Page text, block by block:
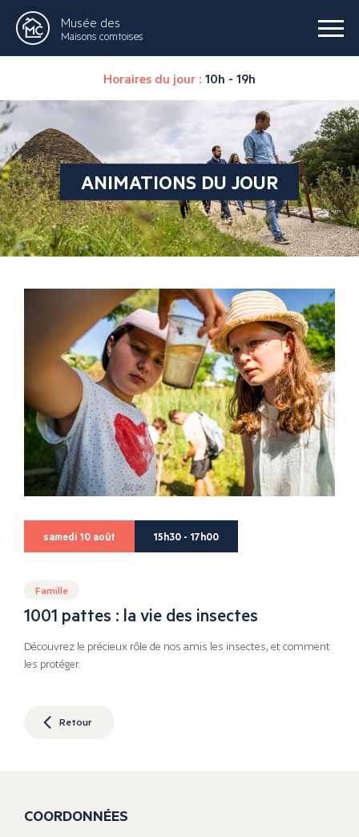
Musée des
Maisons comtoises
Horaires du jour : 10h - 19h
ANIMATIONS DU JOUR
samedi 10 août 15h30 - 17h00
Famille
1001 pattes : la vie des insectes
Découvrez le précieux rôle de nos amis les insectes, et comment
les protéger.
Retour
COORDONNÉES